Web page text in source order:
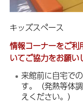
キッズスペース
情報コーナーをご利
いてご協力をお願い
来館前に自宅で
す。（発熱等体
えください。）